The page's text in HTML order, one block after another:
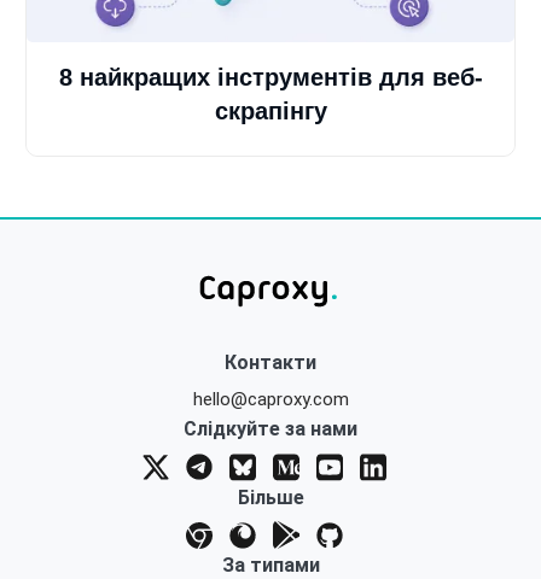
8 найкращих інструментів для веб-
скрапінгу
Контакти
hello@caproxy.com
Слідкуйте за нами
Більше
За типами